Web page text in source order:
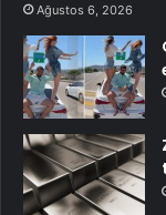
Ağustos 6, 2026